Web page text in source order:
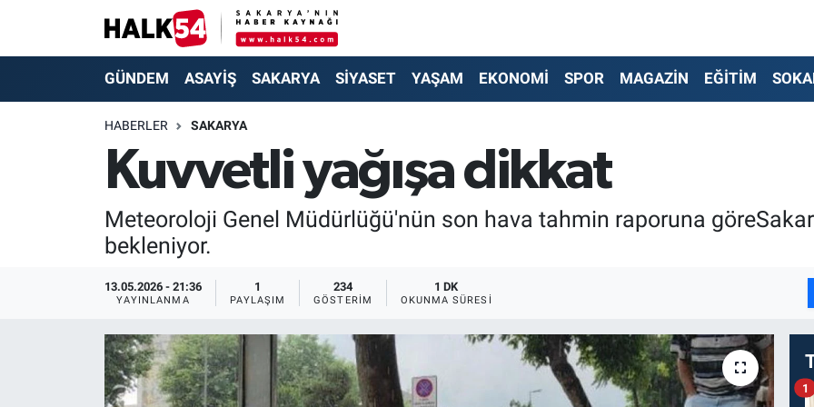
GÜNDEM ASAYİŞ SAKARYA SİYASET YAŞAM EKONOMİ SPOR MAGAZİN EĞİTİM
HABERLER SAKARYA
Kuvvetli yağışa dikkat
Meteoroloji Genel Müdürlüğü'nün son hava tahmin raporuna
bekleniyor.
13.05.2026 - 21:36
YAYINLANMA
1
PAYLAŞIM
234
GÖSTERIM
1 DK
OKUNMA SÜRESI
1
GÜNDEM
SAKARYA
SİYASET
EKONOMİ
SOKAK RÖPORTAJLARI
Adapazarı Nöbetçi Eczaneler
Adapazarı Trafik Yoğunluk Haritası
Süper Lig Puan Durumu ve Fikstür
Tüm Manşetler
Son Dakika Haberleri
Haber Arşivi